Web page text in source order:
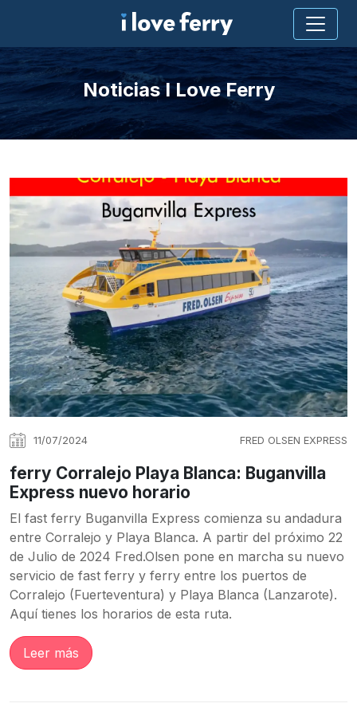
Noticias I Love Ferry
11/07/2024 FRED OLSEN EXPRESS
ferry Corralejo Playa Blanca: Buganvilla
Express nuevo horario
El fast ferry Buganvilla Express comienza su andadura
entre Corralejo y Playa Blanca. A partir del próximo 22
de Julio de 2024 Fred.Olsen pone en marcha su nuevo
servicio de fast ferry y ferry entre los puertos de
Corralejo (Fuerteventura) y Playa Blanca (Lanzarote).
Aquí tienes los horarios de esta ruta.
Leer más